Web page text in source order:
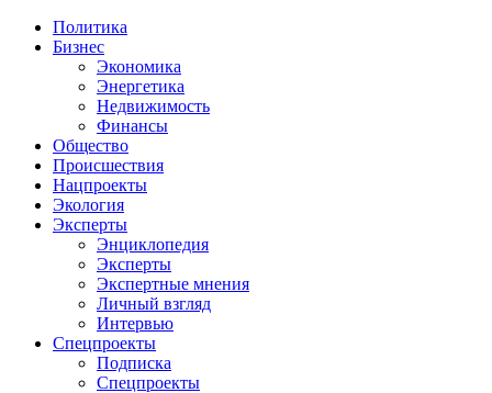
Политика
Бизнес
Экономика
Энергетика
Недвижимость
Финансы
Общество
Происшествия
Нацпроекты
Экология
Эксперты
Энциклопедия
Эксперты
Экспертные мнения
Личный взгляд
Интервью
Спецпроекты
Подписка
Спецпроекты